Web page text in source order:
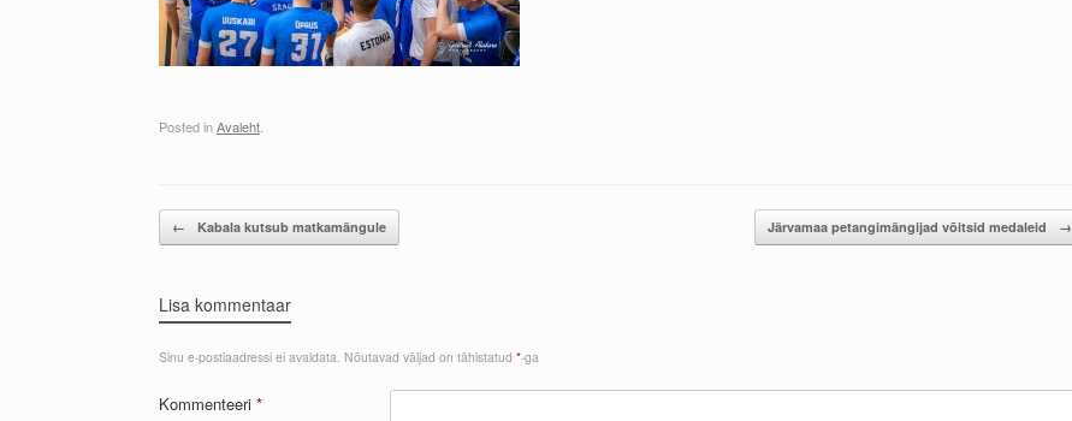
Posted inAvaleht.
Post navigation
← Kabala kutsub matkamängule Järvamaa petangimängijad võitsid medaleid →
Lisa kommentaar
Sinu e-postiaadressi ei avaldata. Nõutavad väljad on tähistatud *-ga
Kommenteeri *